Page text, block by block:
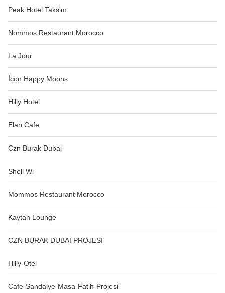
Peak Hotel Taksim
Nommos Restaurant Morocco
La Jour
İcon Happy Moons
Hilly Hotel
Elan Cafe
Czn Burak Dubai
Shell Wi
Mommos Restaurant Morocco
Kaytan Lounge
CZN BURAK DUBAİ PROJESİ
Hilly-Otel
Cafe-Sandalye-Masa-Fatih-Projesi